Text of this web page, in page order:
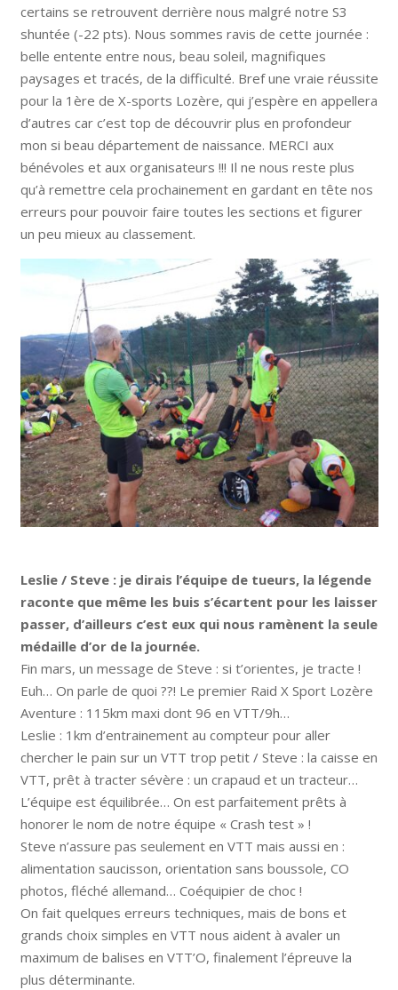
certains se retrouvent derrière nous malgré notre S3
shuntée (-22 pts). Nous sommes ravis de cette journée :
belle entente entre nous, beau soleil, magnifiques
paysages et tracés, de la difficulté. Bref une vraie réussite
pour la 1ère de X-sports Lozère, qui j’espère en appellera
d’autres car c’est top de découvrir plus en profondeur
mon si beau département de naissance. MERCI aux
bénévoles et aux organisateurs !!! Il ne nous reste plus
qu’à remettre cela prochainement en gardant en tête nos
erreurs pour pouvoir faire toutes les sections et figurer
un peu mieux au classement.
Leslie / Steve : je dirais l’équipe de tueurs, la légende
raconte que même les buis s’écartent pour les laisser
passer, d’ailleurs c’est eux qui nous ramènent la seule
médaille d’or de la journée.
Fin mars, un message de Steve : si t’orientes, je tracte !
Euh… On parle de quoi ??! Le premier Raid X Sport Lozère
Aventure : 115km maxi dont 96 en VTT/9h…
Leslie : 1km d’entrainement au compteur pour aller
chercher le pain sur un VTT trop petit / Steve : la caisse en
VTT, prêt à tracter sévère : un crapaud et un tracteur…
L’équipe est équilibrée… On est parfaitement prêts à
honorer le nom de notre équipe « Crash test » !
Steve n’assure pas seulement en VTT mais aussi en :
alimentation saucisson, orientation sans boussole, CO
photos, fléché allemand… Coéquipier de choc !
On fait quelques erreurs techniques, mais de bons et
grands choix simples en VTT nous aident à avaler un
maximum de balises en VTT’O, finalement l’épreuve la
plus déterminante.